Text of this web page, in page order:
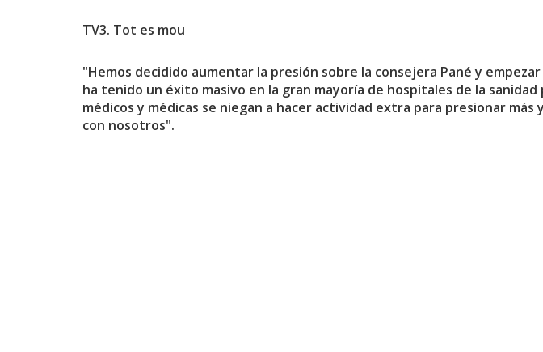
TV3. Tot es mou
"Hemos decidido aumentar la presión sobre la consejera Pané y
ha tenido un éxito masivo en la gran mayoría de hospitales de la sanidad
médicos y médicas se niegan a hacer actividad extra para presionar
con nosotros".